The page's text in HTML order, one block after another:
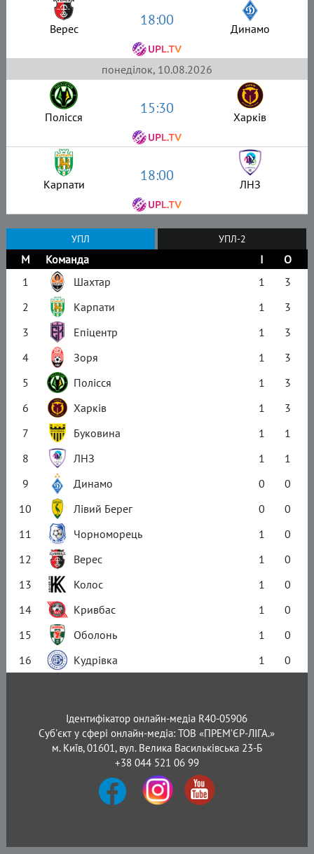
Верес 18:00 Динамо
понеділок, 10.08.2026
Полісся 15:30 Харків
Карпати 18:00 ЛНЗ
УПЛ УПЛ-2
М Команда І
О
1
Шахтар 1
3
2
Карпати 1
3
3
Епіцентр 1
3
4
Зоря 1
3
5
Полісся 1
3
6
Харків 1
3
7
Буковина 1
1
8
ЛНЗ 1
1
9
Динамо 0
0
10
Лівий Берег 0
0
11
Чорноморець 1
0
12
Верес 1
0
13
Колос 1
0
14
Кривбас 1
0
15
Оболонь 1
0
16
Кудрівка 1 0
Ідентифікатор онлайн-медіа R40-05906
Суб'єкт у сфері онлайн-медіа: ТОВ «ПРЕМ’ЄР-ЛІГА.»
м. Київ, 01601, вул. Велика Васильківська 23-Б
+38 044 521 06 99